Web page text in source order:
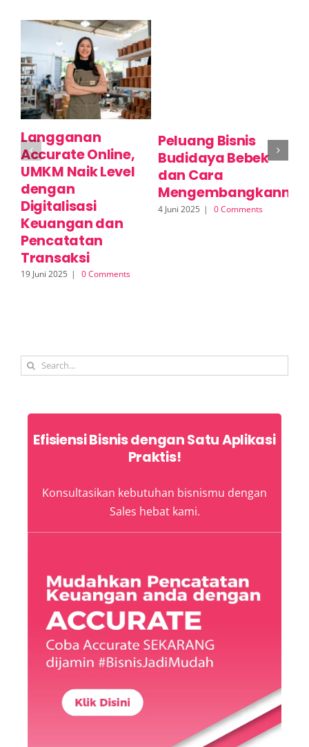
Langganan
Accurate Online,
UMKM Naik Level
dengan
Digitalisasi
Keuangan dan
Pencatatan
Transaksi
19 Juni 2025 | 0 Comments
Peluang Bisnis
Budidaya Bebek
dan Cara
Mengembangkannya
4 Juni 2025 | 0 Comments
Search
Efisiensi Bisnis dengan Satu Aplikasi
Praktis!
Konsultasikan kebutuhan bisnismu dengan
Sales hebat kami.